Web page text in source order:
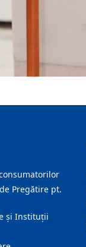
Pregătire pt.
și Instituții